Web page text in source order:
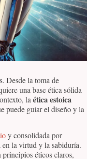
Desde la toma de
una base ética sólida
la ética estoica
puede guiar el diseño y la
y consolidada por
en la virtud y la sabiduría.
éticos claros,